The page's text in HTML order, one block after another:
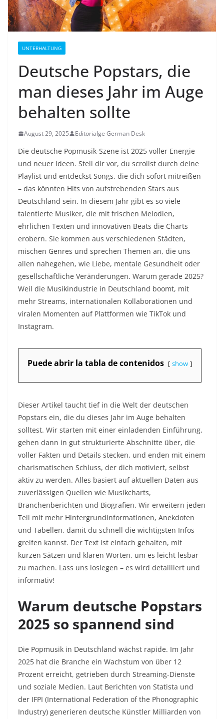
UNTERHALTUNG
Deutsche Popstars, die
man dieses Jahr im Auge
behalten sollte
August 29, 2025 Editorialge German Desk
Die deutsche Popmusik-Szene ist 2025 voller Energie
und neuer Ideen. Stell dir vor, du scrollst durch deine
Playlist und entdeckst Songs, die dich sofort mitreißen
– das könnten Hits von aufstrebenden Stars aus
Deutschland sein. In diesem Jahr gibt es so viele
talentierte Musiker, die mit frischen Melodien,
ehrlichen Texten und innovativen Beats die Charts
erobern. Sie kommen aus verschiedenen Städten,
mischen Genres und sprechen Themen an, die uns
allen nahegehen, wie Liebe, mentale Gesundheit oder
gesellschaftliche Veränderungen. Warum gerade 2025?
Weil die Musikindustrie in Deutschland boomt, mit
mehr Streams, internationalen Kollaborationen und
viralen Momenten auf Plattformen wie TikTok und
Instagram.
Puede abrir la tabla de contenidos show
Dieser Artikel taucht tief in die Welt der deutschen
Popstars ein, die du dieses Jahr im Auge behalten
solltest. Wir starten mit einer einladenden Einführung,
gehen dann in gut strukturierte Abschnitte über, die
voller Fakten und Details stecken, und enden mit einem
charismatischen Schluss, der dich motiviert, selbst
aktiv zu werden. Alles basiert auf aktuellen Daten aus
zuverlässigen Quellen wie Musikcharts,
Branchenberichten und Biografien. Wir erweitern jeden
Teil mit mehr Hintergrundinformationen, Anekdoten
und Tabellen, damit du schnell die wichtigsten Infos
greifen kannst. Der Text ist einfach gehalten, mit
kurzen Sätzen und klaren Worten, um es leicht lesbar
zu machen. Lass uns loslegen – es wird detailliert und
informativ!
Warum deutsche Popstars
2025 so spannend sind
Die Popmusik in Deutschland wächst rapide. Im Jahr
2025 hat die Branche ein Wachstum von über 12
Prozent erreicht, getrieben durch Streaming-Dienste
und soziale Medien. Laut Berichten von Statista und
der IFPI (International Federation of the Phonographic
Industry) generieren deutsche Künstler Milliarden von